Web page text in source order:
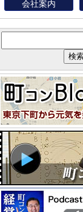
会社案内
イ
内
検
索